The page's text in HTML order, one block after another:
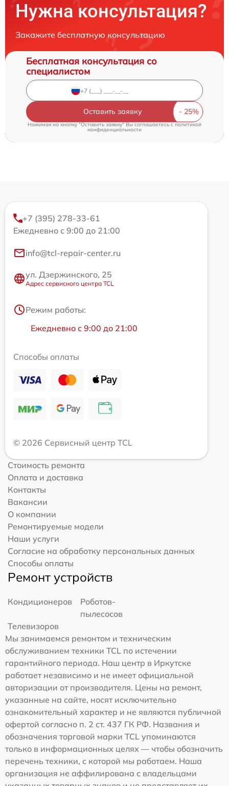
Нужна консультация?
Закажите бесплатную консультацию
Бесплатная консультация со
специалистом
Оставить заявку
Нажимая на кнопку "Оставить заявку" Вы соглашаетесь cполитикой
конфиденциальности
+7 (395) 278-33-61
Ежедневно с 9:00 до 21:00
info@tcl-repair-center.ru
ул. Дзержинского, 25
Адрес сервисного центра TCL
Режим работы:
Ежедневно с 9:00 до 21:00
Способы оплаты
© 2026 Сервисный центр TCL
Стоимость ремонта
Оплата и доставка
Контакты
Вакансии
О компании
Ремонтируемые модели
Наши услуги
Согласие на обработку персональных данных
Способы оплаты
Ремонт устройств
Кондиционеров
Роботов-
пылесосов
Телевизоров
Мы занимаемся ремонтом и техническим
обслуживанием техники TCL по истечении
гарантийного периода. Наш центр в Иркутске
работает независимо и не имеет официальной
авторизации от производителя. Цены на ремонт,
указанные на сайте, носят исключительно
ознакомительный характер и не являются публичной
офертой согласно п. 2 ст. 437 ГК РФ. Названия и
обозначения торговой марки TCL упоминаются
только в информационных целях — чтобы обозначить
перечень техники, с которой мы работаем. Наша
организация не аффилирована с владельцами